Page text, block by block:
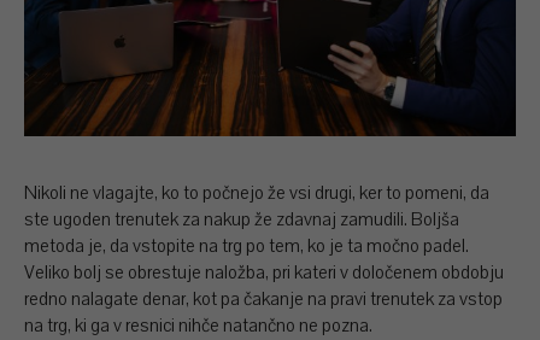
Nikoli ne vlagajte, ko to počnejo že vsi drugi, ker to pomeni, da
ste ugoden trenutek za nakup že zdavnaj zamudili. Boljša
metoda je, da vstopite na trg po tem, ko je ta močno padel.
Veliko bolj se obrestuje naložba, pri kateri v določenem obdobju
redno nalagate denar, kot pa čakanje na pravi trenutek za vstop
na trg, ki ga v resnici nihče natančno ne pozna.